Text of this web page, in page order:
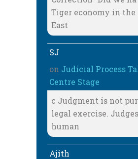
Tiger economy in the
East
SJ
on Judicial Process
Centre Stage
c Judgment is not
legal exercise.
human
Ajith